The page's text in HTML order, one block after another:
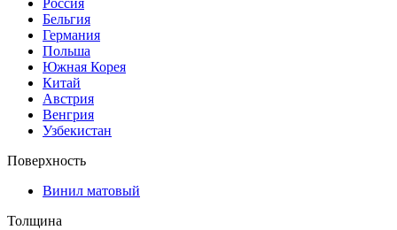
Бельгия
Германия
Польша
Южная Корея
Китай
Австрия
Венгрия
Узбекистан
Поверхность
Винил матовый
Толщина